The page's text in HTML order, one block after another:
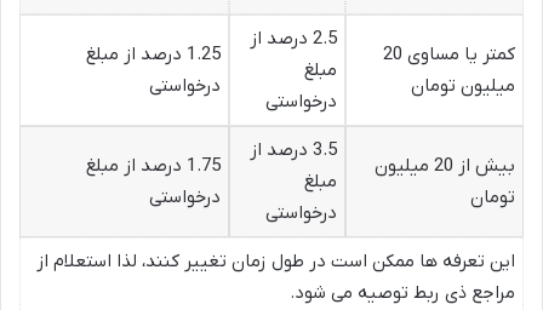
کمتر یا مساوی 20
میلیون تومان
2.5 درصد از
مبلغ
درخواستی
1.25 درصد از مبلغ
درخواستی
بیش از 20 میلیون
تومان
3.5 درصد از
مبلغ
درخواستی
1.75 درصد از مبلغ
درخواستی
این تعرفه ها ممکن است در طول زمان تغییر کنند، لذا استعلام از
مراجع ذی ربط توصیه می شود.